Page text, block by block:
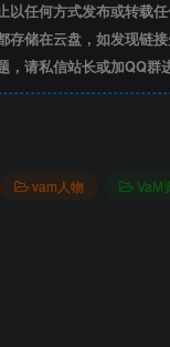
以任何方式发布或转载
存储在云盘，如发现链
，请私信站长或加QQ群
vam人物 VaM